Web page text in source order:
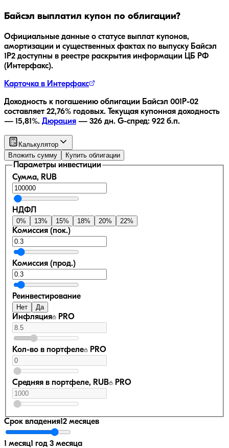
Байсэл выплатил купон по облигации?
Официальные данные о статусе выплат купонов,
амортизации и существенных фактах по выпуску Байсэл
1Р2 доступны в реестре раскрытия информации ЦБ РФ
(Интерфакс).
Карточка в Интерфакс
Доходность к погашению облигации Байсэл 001P-02
составляет 22,76% годовых. Текущая купонная доходность
— 15,81%. Дюрация — 326 дн. G-спред: 922 б.п.
Калькулятор
Вложить сумму
Купить облигации
Параметры инвестиции
Сумма, RUB
НДФЛ
0% 13% 15% 18% 20% 22%
Комиссия (пок.)
Комиссия (прод.)
Реинвестирование
Нет Да
Инфляция PRO
Кол-во в портфеле PRO
Средняя в портфеле, RUB PRO
Срок владения12 месяцев
1 месяц1 год 3 месяца